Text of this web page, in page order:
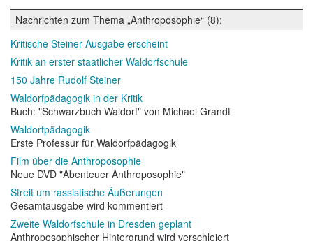
Nachrichten zum Thema „Anthroposophie“ (8):
Kritische Steiner-Ausgabe erscheint
Kritik an erster staatlicher Waldorfschule
150 Jahre Rudolf Steiner
Waldorfpädagogik in der Kritik
Buch: "Schwarzbuch Waldorf" von Michael Grandt
Waldorfpädagogik
Erste Professur für Waldorfpädagogik
Film über die Anthroposophie
Neue DVD "Abenteuer Anthroposophie"
Streit um rassistische Äußerungen
Gesamtausgabe wird kommentiert
Zweite Waldorfschule in Dresden geplant
Anthroposophischer Hintergrund wird verschleiert